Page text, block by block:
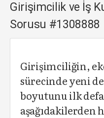
Girişimcilik ve İş
Sorusu #1308888
Girişimciliğin,
sürecinde yeni
boyutunu ilk
aşağıdakilerden